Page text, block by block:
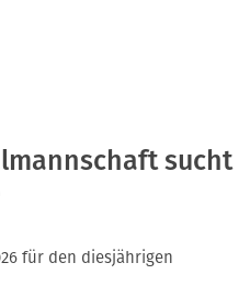
sucht
für den diesjährigen